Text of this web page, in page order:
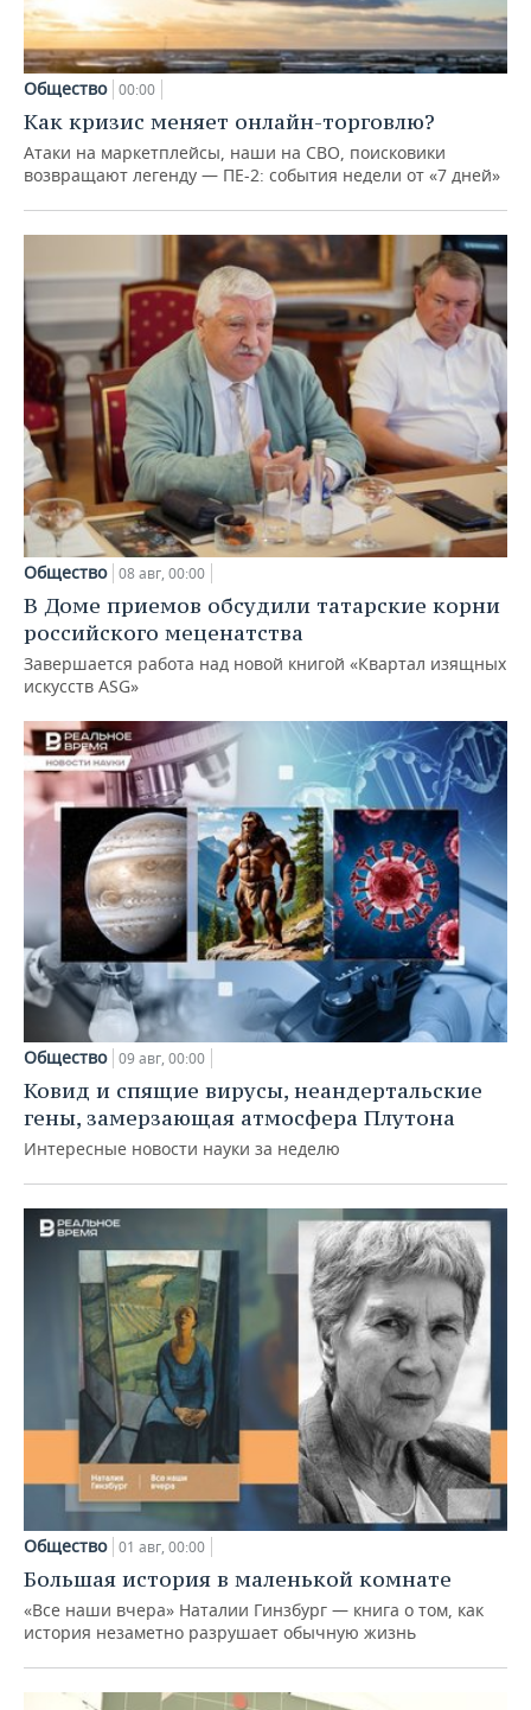
Общество 00:00
Как кризис меняет онлайн-торговлю?
Атаки на маркетплейсы, наши на СВО, поисковики
возвращают легенду — ПЕ-2: события недели от «7 дней»
Общество 08 авг, 00:00
В Доме приемов обсудили татарские корни
российского меценатства
Завершается работа над новой книгой «Квартал изящных
искусств ASG»
Общество 09 авг, 00:00
Ковид и спящие вирусы, неандертальские
гены, замерзающая атмосфера Плутона
Интересные новости науки за неделю
Общество 01 авг, 00:00
Большая история в маленькой комнате
«Все наши вчера» Наталии Гинзбург — книга о том, как
история незаметно разрушает обычную жизнь